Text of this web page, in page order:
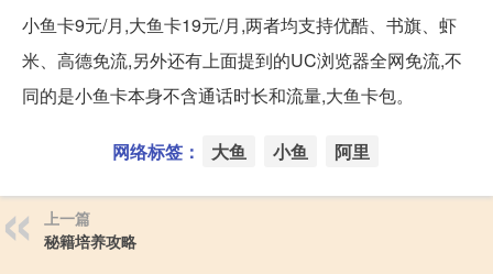
小鱼卡9元/月,大鱼卡19元/月,两者均支持优酷、书旗、虾
米、高德免流,另外还有上面提到的UC浏览器全网免流,不
同的是小鱼卡本身不含通话时长和流量,大鱼卡包。
网络标签： 大鱼 小鱼 阿里
上一篇
秘籍培养攻略